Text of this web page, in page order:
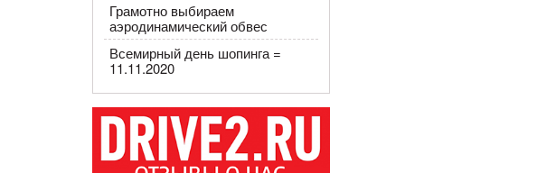
Грамотно выбираем
аэродинамический обвес
Всемирный день шопинга =
11.11.2020